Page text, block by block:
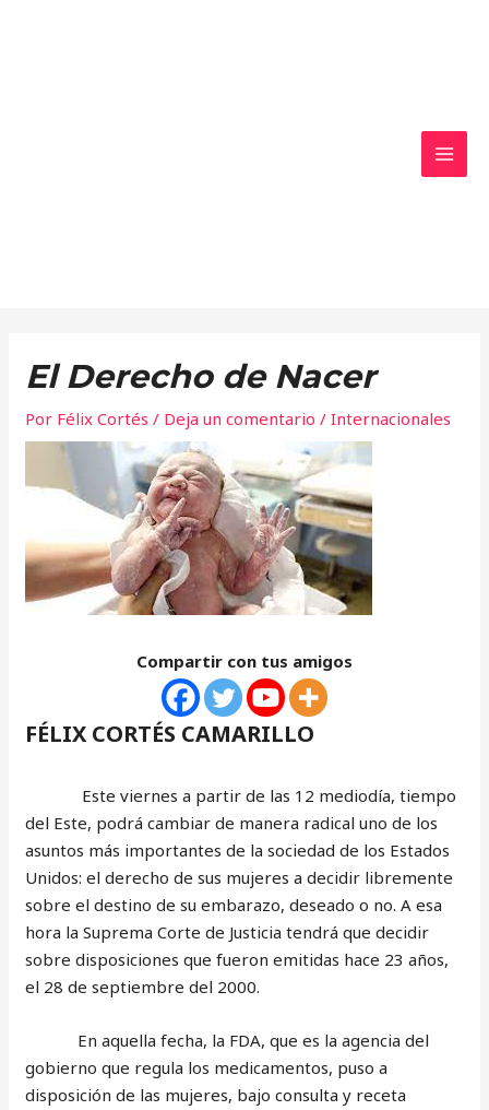
El Derecho de Nacer
Por Félix Cortés/ Deja un comentario /Internacionales
Compartir con tus amigos
FÉLIX CORTÉS CAMARILLO
Este viernes a partir de las 12 mediodía, tiempo
del Este, podrá cambiar de manera radical uno de los
asuntos más importantes de la sociedad de los Estados
Unidos: el derecho de sus mujeres a decidir libremente
sobre el destino de su embarazo, deseado o no. A esa
hora la Suprema Corte de Justicia tendrá que decidir
sobre disposiciones que fueron emitidas hace 23 años,
el 28 de septiembre del 2000.
En aquella fecha, la FDA, que es la agencia del
gobierno que regula los medicamentos, puso a
disposición de las mujeres, bajo consulta y receta